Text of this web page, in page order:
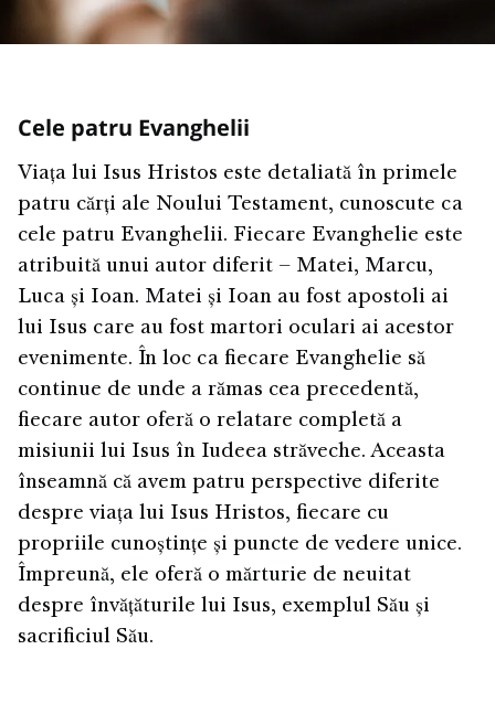
Cele patru Evanghelii
Viața lui Isus Hristos este detaliată în primele
patru cărți ale Noului Testament, cunoscute ca
cele patru Evanghelii. Fiecare Evanghelie este
atribuită unui autor diferit – Matei, Marcu,
Luca și Ioan. Matei și Ioan au fost apostoli ai
lui Isus care au fost martori oculari ai acestor
evenimente. În loc ca fiecare Evanghelie să
continue de unde a rămas cea precedentă,
fiecare autor oferă o relatare completă a
misiunii lui Isus în Iudeea străveche. Aceasta
înseamnă că avem patru perspective diferite
despre viața lui Isus Hristos, fiecare cu
propriile cunoștințe și puncte de vedere unice.
Împreună, ele oferă o mărturie de neuitat
despre învățăturile lui Isus, exemplul Său și
sacrificiul Său.